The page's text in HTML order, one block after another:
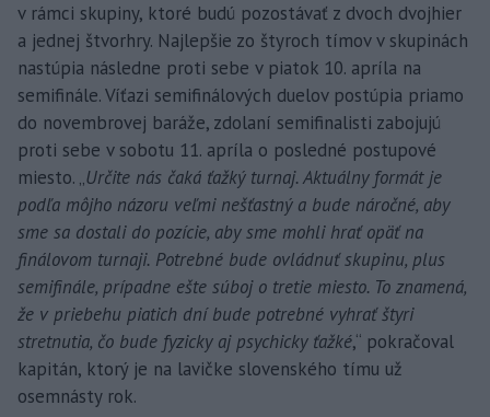
v rámci skupiny, ktoré budú pozostávať z dvoch dvojhier
a jednej štvorhry. Najlepšie zo štyroch tímov v skupinách
nastúpia následne proti sebe v piatok 10. apríla na
semifinále. Víťazi semifinálových duelov postúpia priamo
do novembrovej baráže, zdolaní semifinalisti zabojujú
proti sebe v sobotu 11. apríla o posledné postupové
miesto. „Určite nás čaká ťažký turnaj. Aktuálny formát je
podľa môjho názoru veľmi nešťastný a bude náročné, aby
sme sa dostali do pozície, aby sme mohli hrať opäť na
finálovom turnaji. Potrebné bude ovládnuť skupinu, plus
semifinále, prípadne ešte súboj o tretie miesto. To znamená,
že v priebehu piatich dní bude potrebné vyhrať štyri
stretnutia, čo bude fyzicky aj psychicky ťažké,“ pokračoval
kapitán, ktorý je na lavičke slovenského tímu už
osemnásty rok.